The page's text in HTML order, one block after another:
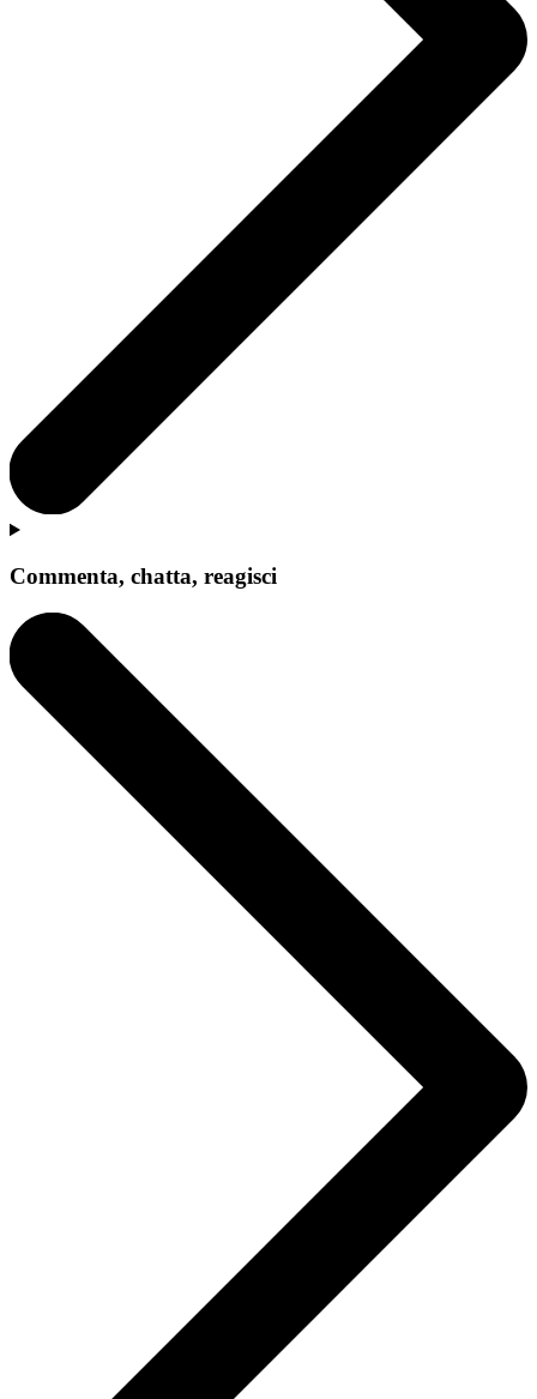
Commenta, chatta, reagisci